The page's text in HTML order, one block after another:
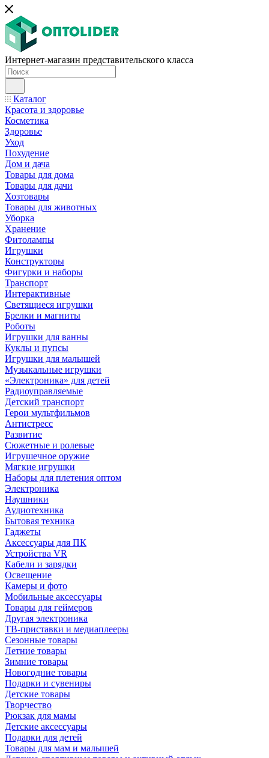
Интернет-магазин представительского класса
Каталог
Красота и здоровье
Косметика
Здоровье
Уход
Похудение
Дом и дача
Товары для дома
Товары для дачи
Хозтовары
Товары для животных
Уборка
Хранение
Фитолампы
Игрушки
Конструкторы
Фигурки и наборы
Транспорт
Интерактивные
Светящиеся игрушки
Брелки и магниты
Роботы
Игрушки для ванны
Куклы и пупсы
Игрушки для малышей
Музыкальные игрушки
«Электроника» для детей
Радиоуправляемые
Детский транспорт
Герои мультфильмов
Антистресс
Развитие
Сюжетные и ролевые
Игрушечное оружие
Мягкие игрушки
Наборы для плетения оптом
Электроника
Наушники
Аудиотехника
Бытовая техника
Гаджеты
Аксессуары для ПК
Устройства VR
Кабели и зарядки
Освещение
Камеры и фото
Мобильные аксессуары
Товары для геймеров
Другая электроника
ТВ-приставки и медиаплееры
Сезонные товары
Летние товары
Зимние товары
Новогодние товары
Подарки и сувениры
Детские товары
Творчество
Рюкзак для мамы
Детские аксессуары
Подарки для детей
Товары для мам и малышей